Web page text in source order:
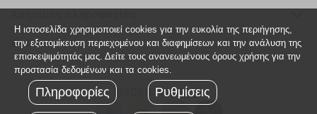
211 2000 700
info@plus4u.gr
Η εταιρία
Σημεία παραλαβής
Ευκαιρίες καριέρας
Όροι χρήσης
Βοήθεια
Εξέλιξη παραγγελίας
Τρόποι παραγγελίας
Τρόποι πληρωμής
©2026 Plus4u.gr
Η ιστοσελίδα χρησιμοποιεί cookies για την ευκολία της περιήγησης,
την εξατομίκευση περιεχομένου και διαφημίσεων και την ανάλυση της
επισκεψιμότητάς μας. Δείτε τους ανανεωμένους όρους χρήσης για την
προστασία δεδομένων και τα cookies.
Πληροφορίες Ρυθμίσεις